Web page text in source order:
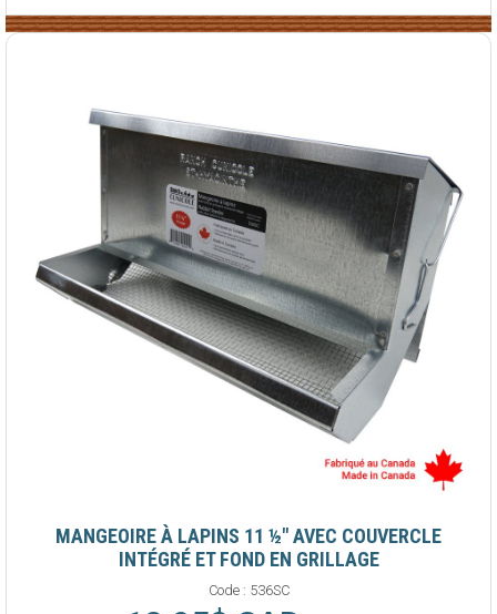
MANGEOIRE À LAPINS 11 ½" AVEC COUVERCLE
INTÉGRÉ ET FOND EN GRILLAGE
Code : 536SC